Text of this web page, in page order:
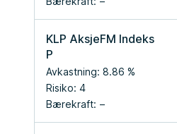
KLP AksjeFM Indeks
P
Avkastning: 8.86 %
Risiko: 4
Bærekraft: